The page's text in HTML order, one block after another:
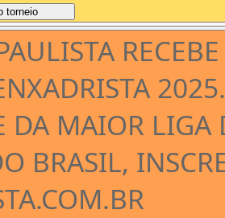
2025.
DA MAIOR LIGA
BRASIL,